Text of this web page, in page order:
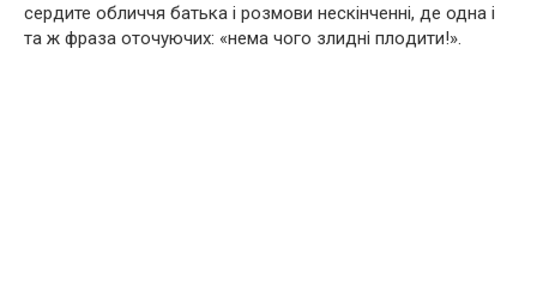
сердите обличчя батька і розмови нескінченні, де одна і
та ж фраза оточуючих: «нема чого злидні плoдити!».